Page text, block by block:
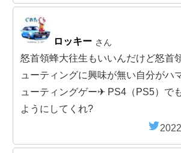
ロッキー さん
怒首領蜂大往生もいいんだけど怒首
ューティングに興味が無い自分がハ
ューティングゲー✈︎ PS4（PS5）で
ようにしてくれ?